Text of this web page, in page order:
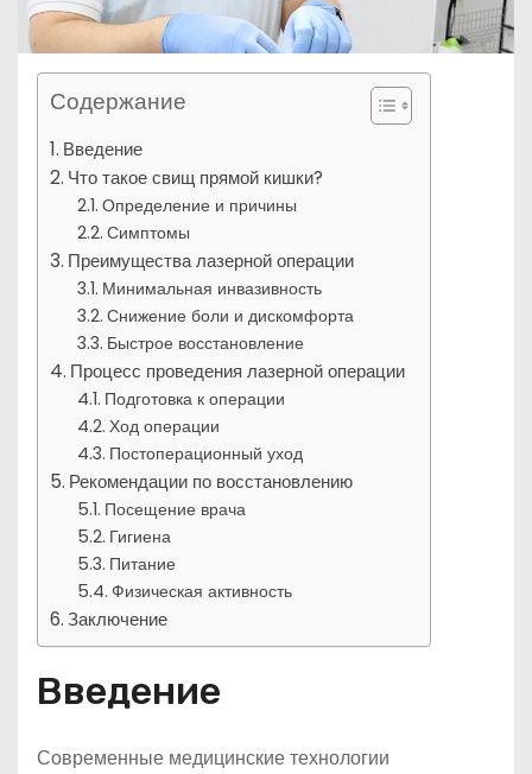
Содержание
Введение
Что такое свищ прямой кишки?
Определение и причины
Симптомы
Преимущества лазерной операции
Минимальная инвазивность
Снижение боли и дискомфорта
Быстрое восстановление
Процесс проведения лазерной операции
Подготовка к операции
Ход операции
Постоперационный уход
Рекомендации по восстановлению
Посещение врача
Гигиена
Питание
Физическая активность
Заключение
Введение
Современные медицинские технологии